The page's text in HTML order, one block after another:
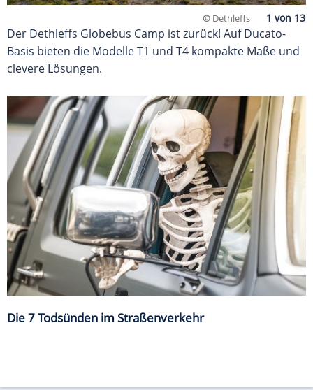
© Dethleffs
Der Dethleffs Globebus Camp ist zurück! Auf Ducato-
Basis bieten die Modelle T1 und T4 kompakte Maße und
clevere Lösungen.
Die 7 Todsünden im Straßenverkehr